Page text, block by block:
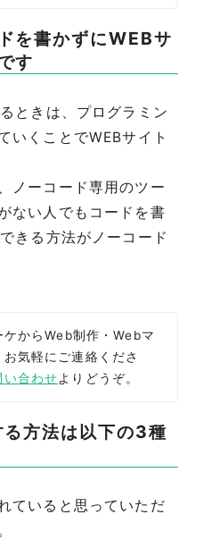
を書かずにWEBサ
す
ときは、プログラミン
いくことでWEBサイト
ノーコード専用のツー
ない人でもコードを書
きる方法がノーコード
からWeb制作・Webマ
気軽にご連絡くださ
い合わせよりどうぞ。
方法は以下の3種
ていると思っていただ